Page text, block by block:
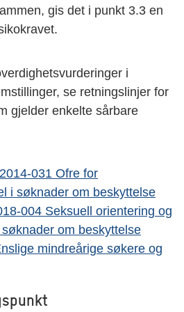
gis det i punkt 3.3 en
i
se retningslinjer for
gjelder enkelte sårbare
031 Ofre for
i søknader om beskyttelse
004 Seksuell orientering og
om beskyttelse
mindreårige søkere og